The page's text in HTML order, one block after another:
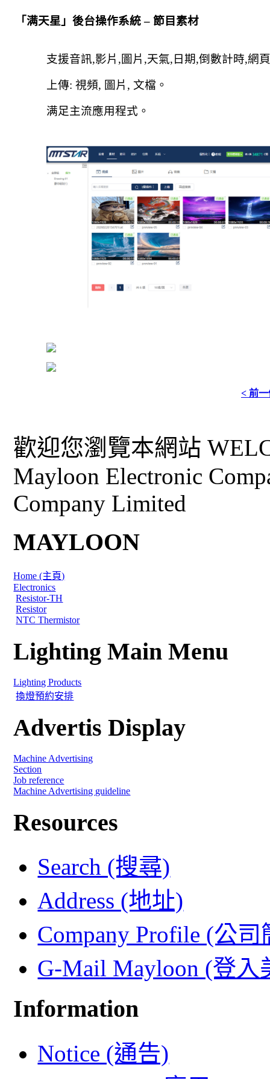
「满天星 」後台操作系統 –節目素材
支援音訊,影片 ,圖片 ,天氣,日期,倒數計時,網
上傳:視頻, 圖片 , 文檔。
满足主流應用程式。
< 前一
歡迎您瀏覽本網站
Mayloon Electronic
Company Limited
MAYLOON
Home (主頁)
Electronics
Resistor-TH
Resistor
NTC Thermistor
Lighting Main Menu
Lighting Products
換燈預約安排
Advertis Display
Machine Advertising
Section
Job reference
Machine Advertising guideline
Resources
Search (搜尋)
Address (地址)
Company Profile (公司
G-Mail Mayloon (登入
Information
Notice (通告)